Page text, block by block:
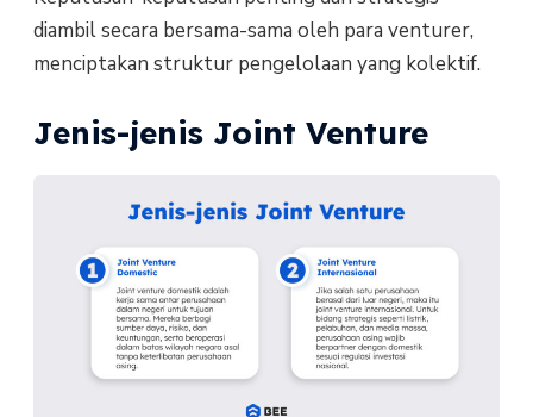
diambil secara bersama-sama oleh para venturer,
menciptakan struktur pengelolaan yang kolektif.
Jenis-jenis Joint Venture